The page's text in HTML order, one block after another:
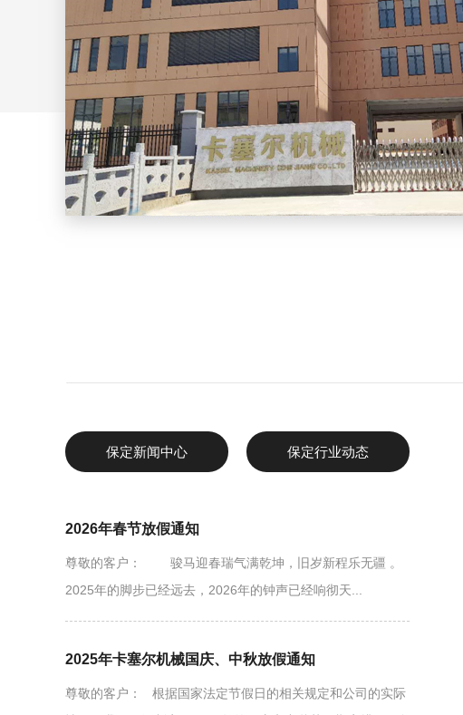
保定新闻中心 保定行业动态
2026年春节放假通知
尊敬的客户： 骏马迎春瑞气满乾坤，旧岁新程乐无疆 。
2025年的脚步已经远去，2026年的钟声已经响彻天...
2025年卡塞尔机械国庆、中秋放假通知
尊敬的客户： 根据国家法定节假日的相关规定和公司的实际